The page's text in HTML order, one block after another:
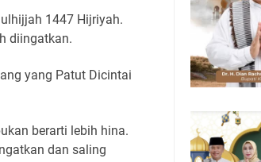
1447 Hijriyah.
diingatkan.
yang Patut Dicintai
berarti lebih hina.
dan saling